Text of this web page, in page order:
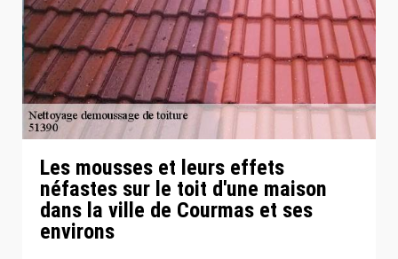
Les mousses et leurs effets
néfastes sur le toit d'une maison
dans la ville de Courmas et ses
environs